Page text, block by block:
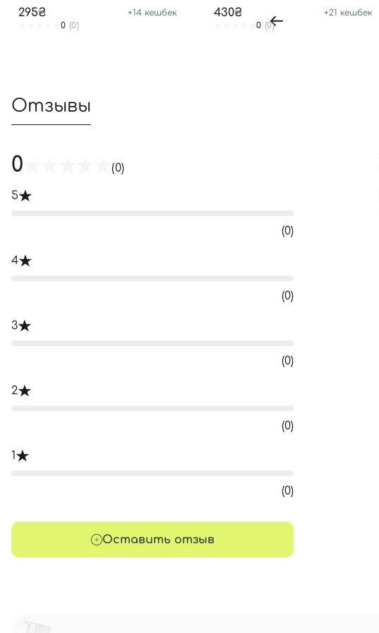
295₴ +14 кешбек
0 (0)
430₴ +21 кешбек
0 (0)
Отзывы
0 (0)
5
(0)
4
(0)
3
(0)
2
(0)
1
(0)
Оставить отзыв